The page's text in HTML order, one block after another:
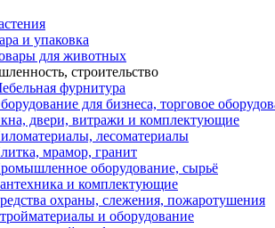
и упаковка
для животных
строительство
фурнитура
для бизнеса, торговое
двери, витражи и комплектующие
лесоматериалы
мрамор, гранит
оборудование, сырьё
и комплектующие
охраны, слежения, пожаротушения
и оборудование